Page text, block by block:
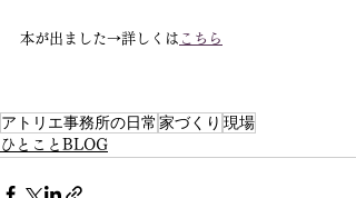
本が出ました→詳しくは こちら
アトリエ事務所の日常 家づくり 現場
ひとことBLOG